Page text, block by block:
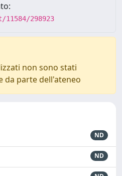
298923
non sono stati
da parte dell'ateneo
ND
ND